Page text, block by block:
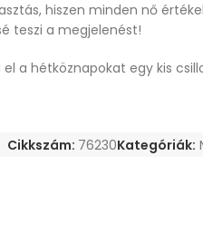
hiszen minden nő
teszi a megjelenést!
a hétköznapokat egy kis
Cikkszám: 76230Kategóriák: